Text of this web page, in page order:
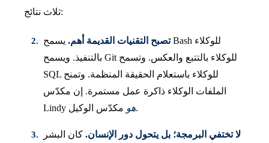
ثلاث نتائج:
تصبح التقنيات القديمة أهم. يسمح Bash للوكلاء
بالتنفيذ. ويسمح Git للوكلاء بالتتبع والعكس. وتسمح
SQL للوكلاء باستعلام الحقيقة المنظمة. وتمنح
الملفات الوكلاء ذاكرة عمل مستمرة. إن مكدّس
Lindy
هومكدّس الوكيل.
لا تختفي البرمجة؛ بل يتحول دور الإنسان. كان البشر